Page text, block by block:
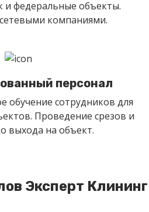
и федеральные объекты.
компаниями.
персонал
обучение сотрудников для
Проведение срезов и
выхода на объект.
Эксперт Клининг